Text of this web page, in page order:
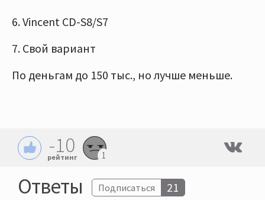
6. Vincent CD-S8/S7
7. Свой вариант
По деньгам до 150 тыс., но лучше меньше.
-10
рейтинг 1
Ответы Подписаться 21